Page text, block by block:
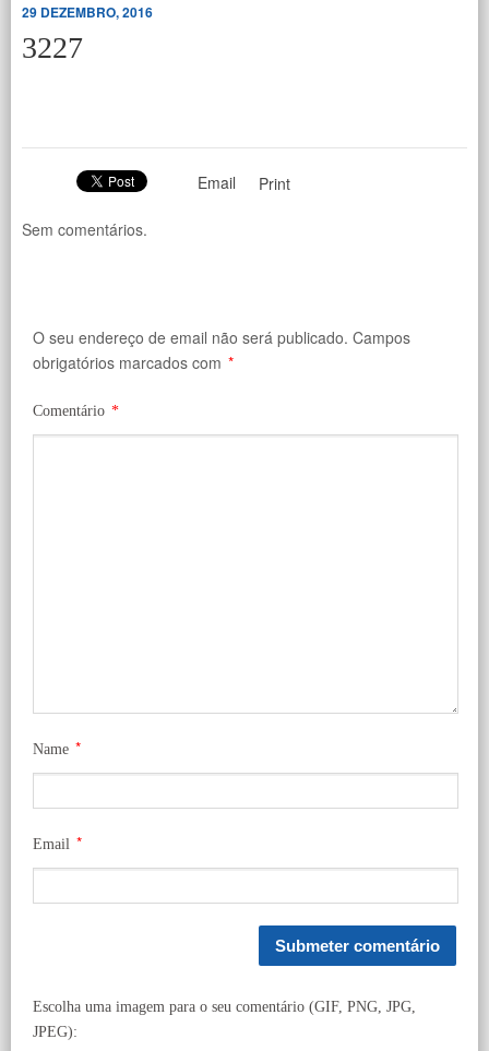
29 DEZEMBRO, 2016
3227
Email Print
Sem comentários.
O seu endereço de email não será publicado. Campos
obrigatórios marcados com *
Comentário *
Name *
Email *
Escolha uma imagem para o seu comentário (GIF, PNG, JPG,
JPEG):